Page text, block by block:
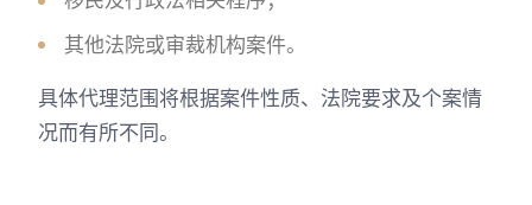
其他法院或审裁机构案件。
具体代理范围将根据案件性质、法院要求及个案情
况而有所不同。